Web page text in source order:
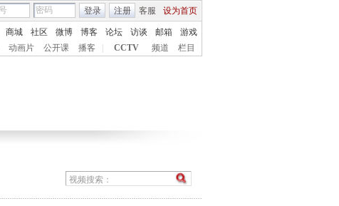
客服 设为首页
登录 注册
商城 社区 微博 博客 论坛 访谈 邮箱
游戏
动画片 公开课 播客 CCTV 频道 栏目